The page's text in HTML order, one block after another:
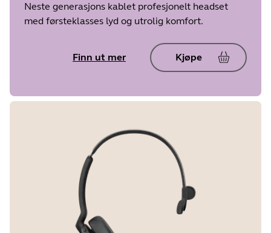
Neste generasjons kablet profesjonelt headset
med førsteklasses lyd og utrolig komfort.
Finn ut mer Kjøpe